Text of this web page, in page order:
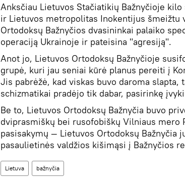
Anksčiau Lietuvos Stačiatikių Bažnyčioje
ir Lietuvos metropolitas Inokentijus šmeižtu
Ortodoksų Bažnyčios dvasininkai palaiko
operaciją Ukrainoje ir pateisina "agresiją".
Anot jo, Lietuvos Ortodoksų Bažnyčioje
grupė, kuri jau seniai kūrė planus pereiti į
Jis pabrėžė, kad viskas buvo daroma slapta,
schizmatikai pradėjo tik dabar, pasirinkę
Be to, Lietuvos Ortodoksų Bažnyčia buvo
dviprasmiškų bei rusofobiškų Vilniaus mero
pasisakymų — Lietuvos Ortodoksų Bažnyčia
pasaulietinės valdžios kišimąsi į Bažnyčios
Lietuva bažnyčia